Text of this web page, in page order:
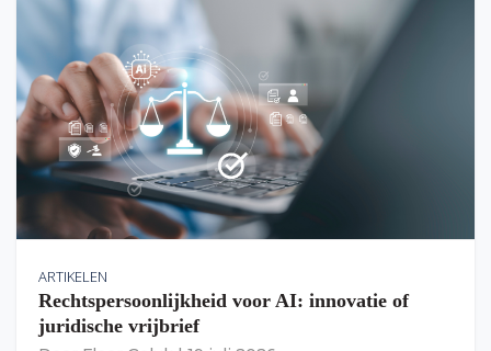
ARTIKELEN
Rechtspersoonlijkheid voor AI: innovatie of
juridische vrijbrief